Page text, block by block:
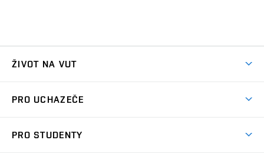
ŽIVOT NA VUT
Koleje
PRO UCHAZEČE
PRO STUDENTY